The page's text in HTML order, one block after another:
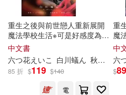
林建成(6)
毛慧(6) 王文華(6)
王洛夫(6) 田口囁一(6)
上海科學技術文獻出版社
光明日報出版社(19)
天地出版社(19)
重生之後與前世戀人重新展開
魔法學校生活※可是好感度為0
2
中文書
六つ花えいこ
白川蟻ん 秋鹿ユギ
85 折 $119 $140
電
重
魔
(4)
中
六
$89